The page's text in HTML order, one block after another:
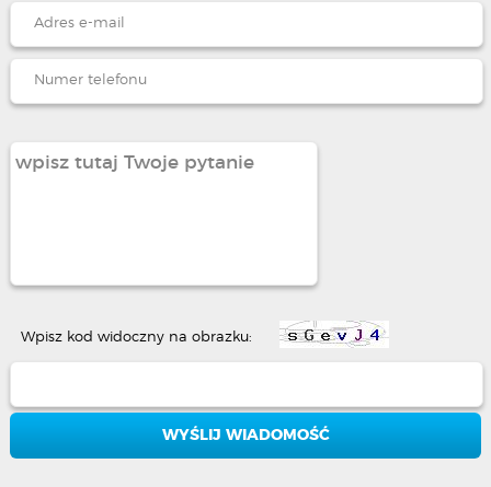
Wpisz kod widoczny na obrazku: